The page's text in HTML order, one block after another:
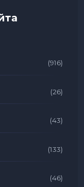
(916)
(26)
(43)
(133)
(46)